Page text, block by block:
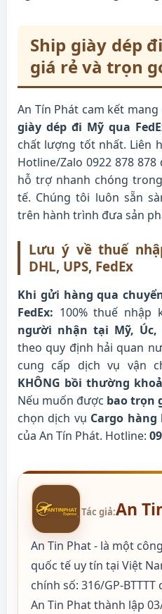
Ship giày dép
giá rẻ và trọn
An Tín Phát cam kết
giày dép đi Mỹ qua
chất lượng tốt nhất. Liên
Hotline/Zalo 0922 878
hỗ trợ nhanh chóng
tế. Chúng tôi luôn sẵn
trên hành trình đưa sản
Lưu ý về thuế
DHL, UPS, FedEx
Khi gửi hàng qua
FedEx: 100% thuế nhập
người nhận tại Mỹ,
theo quy định hải quan
cung cấp dịch vụ vận
KHÔNG bồi thường
Nếu muốn được bao trọn
chọn dịch vụ Cargo hàng
của An Tín Phát. Hotline:
Tác giả:An
An Tin Phat - là một
quốc tế uy tín tại Việt
chính số: 316/GP-
An Tin Phat thành lập